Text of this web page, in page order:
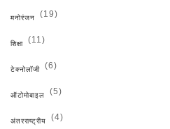
मनोरंजन (19)
शिक्षा (11)
टेक्नोलॉजी (6)
ऑटोमोबाइल (5)
अंतरराष्ट्रीय (4)